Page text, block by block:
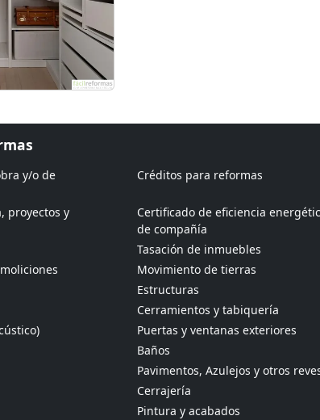
y/o de
Créditos para reformas
proyectos y
Certificado de eficiencia
de compañía
Tasación de inmuebles
Movimiento de tierras
Estructuras
Cerramientos y tabiquería
Puertas y ventanas exteriores
Baños
Pavimentos, Azulejos y otros
Cerrajería
Pintura y acabados